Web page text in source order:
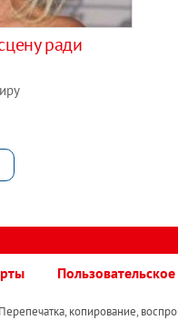
ради
копирование,